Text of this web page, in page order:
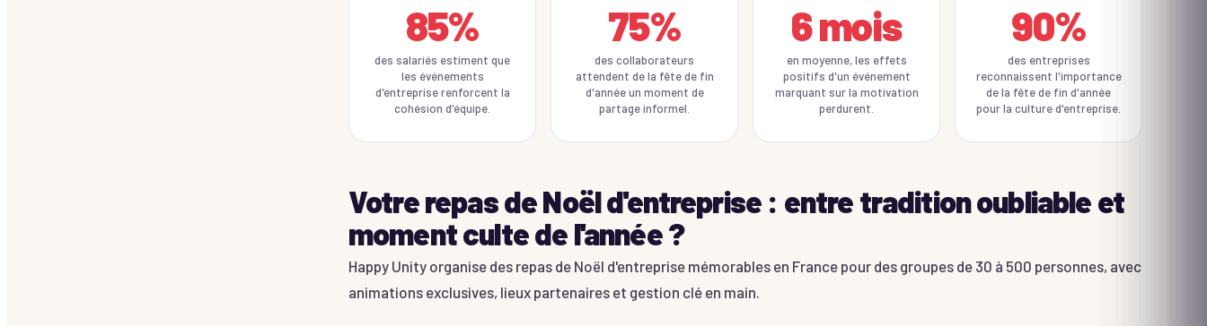
85%
des salariés estiment que
les événements
d'entreprise renforcent la
cohésion d'équipe.
75%
des collaborateurs
attendent de la fête de fin
d'année un moment de
partage informel.
6 mois
en moyenne, les effets
positifs d'un événement
marquant sur la motivation
perdurent.
90%
des entreprises
reconnaissent l'importance
de la fête de fin d'année
pour la culture d'entreprise.
Votre repas de Noël d'entreprise : entre tradition oubliable et
moment culte de l'année ?
Happy Unity organise des repas de Noël d'entreprise mémorables en France pour des groupes de 30 à 500 personnes, avec
animations exclusives, lieux partenaires et gestion clé en main.